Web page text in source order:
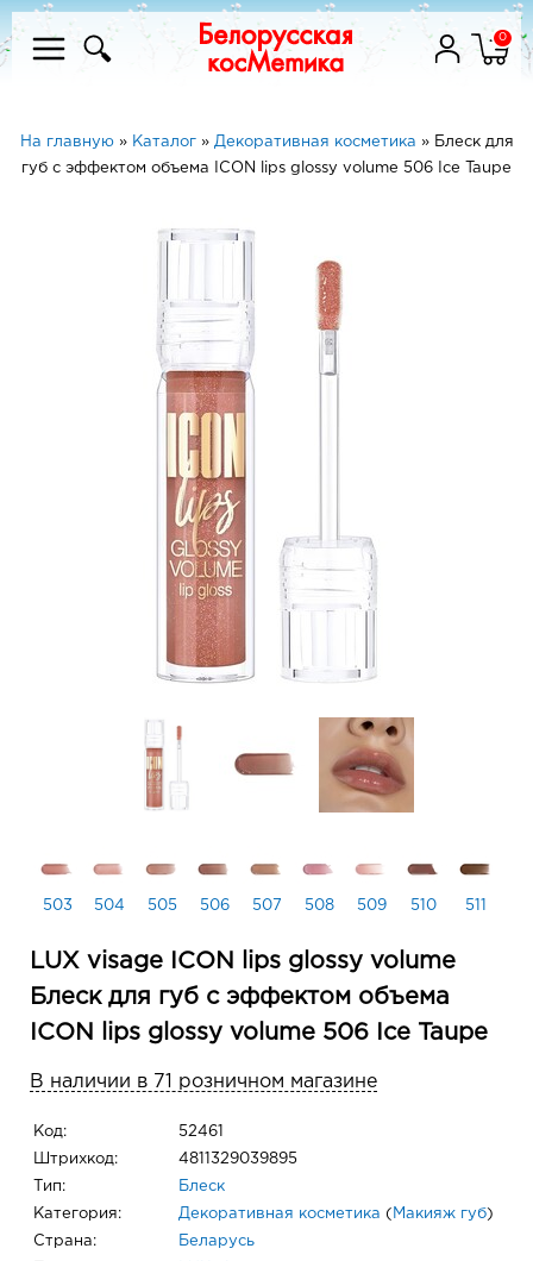
0
На главную» Каталог» Декоративная косметика » Блеск для
губ с эффектом объема ICON lips glossy volume 506 Ice Taupe
503 504 505 506 507 508 509 510 511
LUX visage ICON lips glossy volume
Блеск для губ с эффектом объема
ICON lips glossy volume 506 Ice Taupe
В наличии в 71 розничном магазине
Код: 52461
Штрихкод: 4811329039895
Тип: Блеск
Категория: Декоративная косметика ( Макияж губ)
Страна: Беларусь